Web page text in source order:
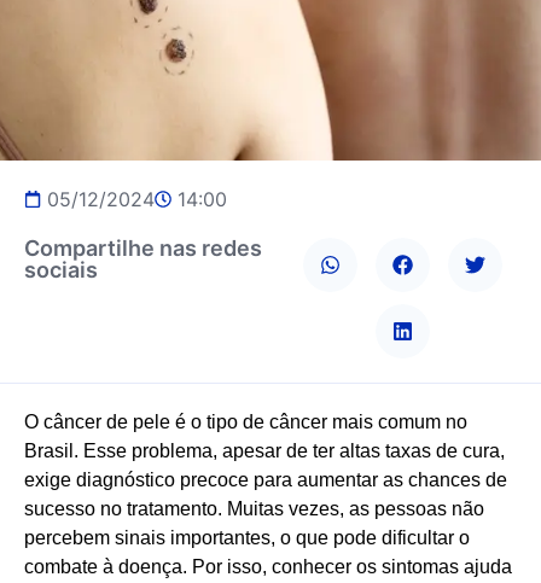
05/12/2024 14:00
Compartilhe nas redes
sociais
O câncer de pele é o tipo de câncer mais comum no
Brasil. Esse problema, apesar de ter altas taxas de cura,
exige diagnóstico precoce para aumentar as chances de
sucesso no tratamento. Muitas vezes, as pessoas não
percebem sinais importantes, o que pode dificultar o
combate à doença. Por isso, conhecer os sintomas ajuda